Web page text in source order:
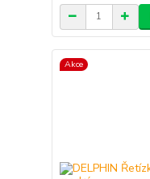
Akce